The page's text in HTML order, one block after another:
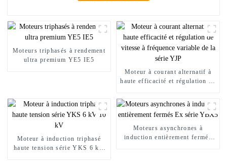
Moteurs triphasés à rendement
ultra premium YE5 IE5
Moteur à courant alternatif à
haute efficacité et régulation de
Moteur à induction triphasé
haute tension série YKS 6 kV
Moteurs asynchrones à
induction entièrement fermés